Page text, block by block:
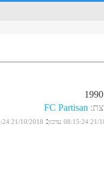
1990
:
FC Partisan
21/10/ עדכון:
21/10/2018 08:15:24